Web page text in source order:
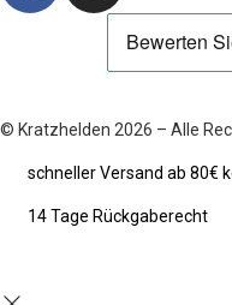
© Kratzhelden 2026 – Alle
schneller Versand ab 80€
14 Tage Rückgaberecht